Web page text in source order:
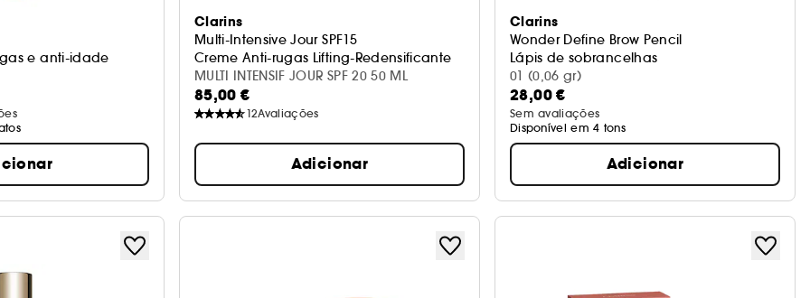
e anti-idade
Clarins
Multi-Intensive Jour SPF15
Creme Anti-rugas Lifting-Redensificante
MULTI INTENSIF JOUR SPF 20 50 ML
85,00 €
12Avaliações
Adicionar
Clarins
Wonder Define Brow Pencil
Lápis de sobrancelhas
01 (0,06 gr)
28,00 €
Sem avaliações
Disponível em 4 tons
Adicionar